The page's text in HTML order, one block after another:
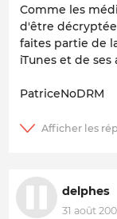
Comme les
d'être
faites partie de
iTunes et de ses
PatriceNoDRM
delphes
31 août